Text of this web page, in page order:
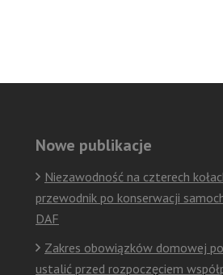
Nowe publikacje
Niezawodność na czterech
przewodnik po konserwacji
DAF
Zakres obowiązków domowej
ustalić przed rozpoczęciem